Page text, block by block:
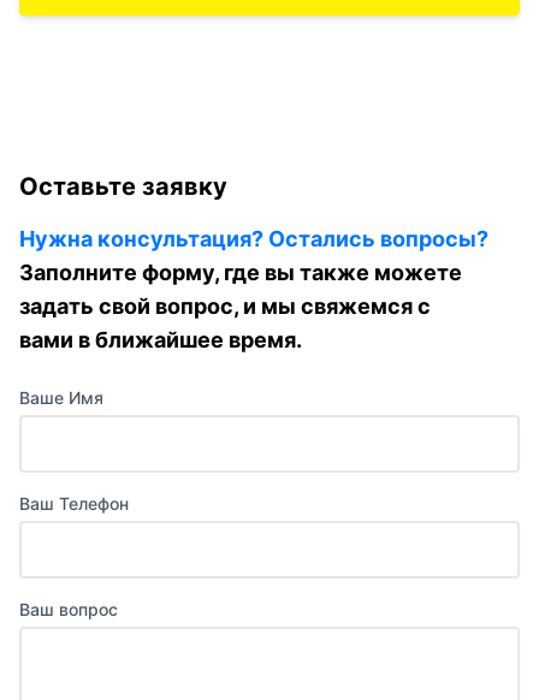
Оставьте заявку
Нужна консультация? Остались вопросы?
Заполните форму, где вы также можете
задать свой вопрос, и мы свяжемся с
вами в ближайшее время.
Ваше Имя
Ваш Телефон
Ваш вопрос